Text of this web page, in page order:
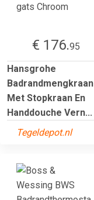
€ 176.95
Hansgrohe
Badrandmengkraan
Met Stopkraan En
Handdouche Vern...
Tegeldepot.nl